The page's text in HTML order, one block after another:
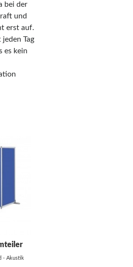
bei der
und
erst auf.
Tag
es kein
- Akustik